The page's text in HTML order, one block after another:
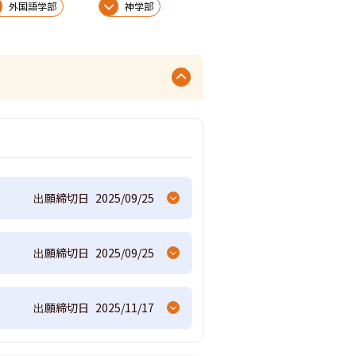
外国語学部 神学部
出願締切日 2025/09/25
出願締切日 2025/09/25
出願締切日 2025/11/17